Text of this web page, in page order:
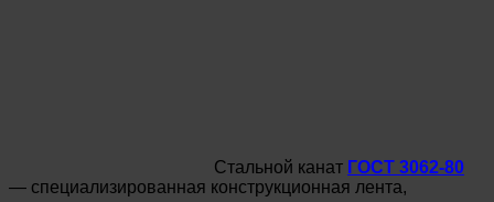
Стальной канат ГОСТ 3062-80
— специализированная конструкционная лента,